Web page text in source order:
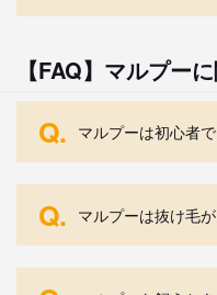
【FAQ】マルプー
Q. マルプーは初心者
Q. マルプーは抜け毛